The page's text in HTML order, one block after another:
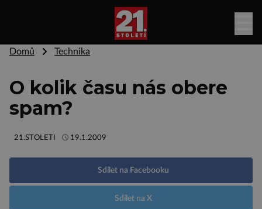
Domů Technika
O kolik času nás obere
spam?
21.STOLETI 19.1.2009
Sdílet na Facebooku
Sdílet na X